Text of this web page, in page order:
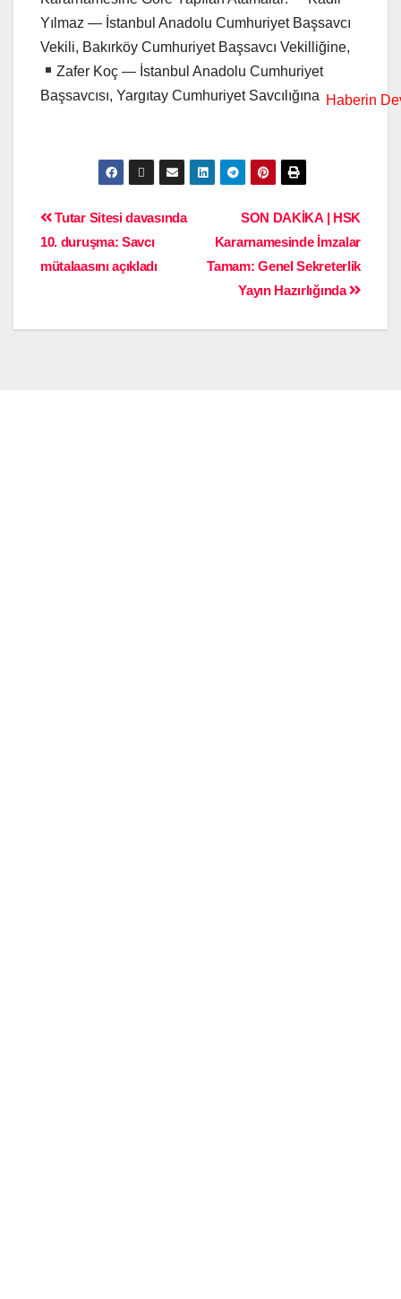
Yılmaz — İstanbul Anadolu Cumhuriyet Başsavcı
Vekili, Bakırköy Cumhuriyet Başsavcı Vekilliğine,
Zafer Koç — İstanbul Anadolu Cumhuriyet
Başsavcısı, Yargıtay Cumhuriyet Savcılığına
SON DAKİKA | HSK
Kararnamesinde İmzalar
Tamam: Genel Sekreterlik
Yayın Hazırlığında
Tutar Sitesi davasında
10. duruşma: Savcı
mütalaasını açıkladı